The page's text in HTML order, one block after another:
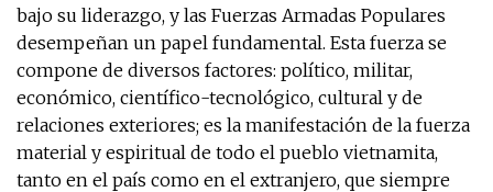
bajo su liderazgo, y las Fuerzas Armadas Populares
desempeñan un papel fundamental. Esta fuerza se
compone de diversos factores: político, militar,
económico, científico-tecnológico, cultural y de
relaciones exteriores; es la manifestación de la fuerza
material y espiritual de todo el pueblo vietnamita,
tanto en el país como en el extranjero, que siempre